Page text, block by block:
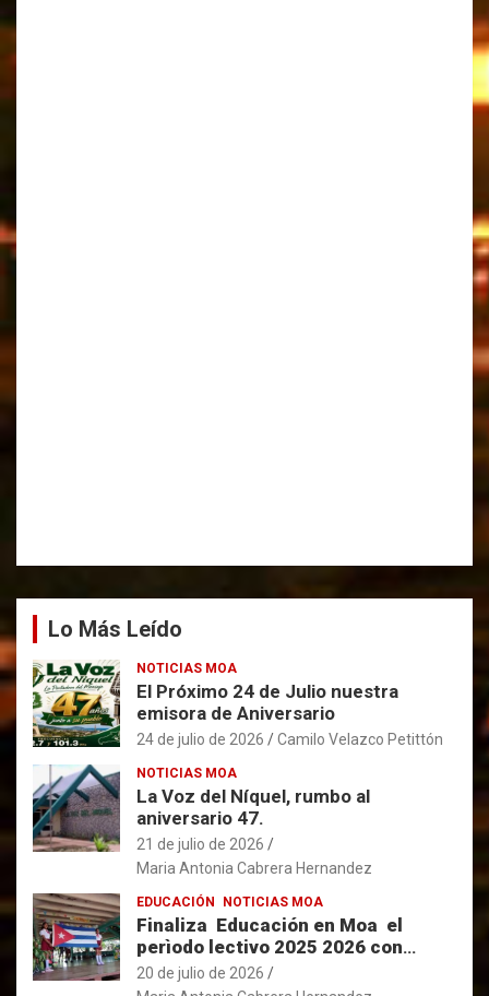
Lo Más Leído
NOTICIAS MOA
El Próximo 24 de Julio nuestra
emisora de Aniversario
24 de julio de 2026 Camilo Velazco Petittón
NOTICIAS MOA
La Voz del Níquel, rumbo al
aniversario 47.
21 de julio de 2026
Maria Antonia Cabrera Hernandez
EDUCACIÓN NOTICIAS MOA
Finaliza Educación en Moa el
perìodo lectivo 2025 2026 con
resultados favorables.
20 de julio de 2026